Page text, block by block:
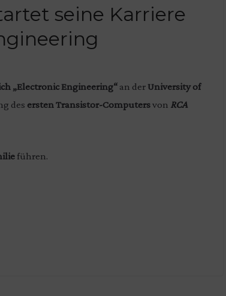
seine Karriere
„Electronic Engineering“ an der University of
des ersten Transistor-Computersvon RCA
führen.